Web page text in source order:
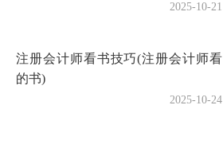
2025-10-21
注册会计师看书技巧(注册会计师看
的书)
2025-10-24